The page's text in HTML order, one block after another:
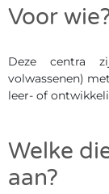
Voor
Deze centra
volwassenen)
leer- of
Welke
aan?